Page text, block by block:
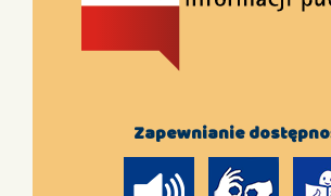
Zapewnianie